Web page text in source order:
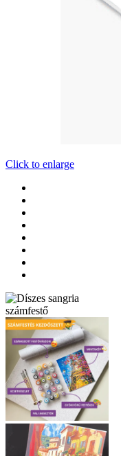
Click to enlarge